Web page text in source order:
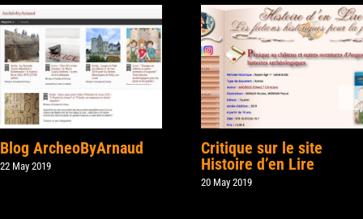
Blog ArcheoByArnaud
22 May 2019
Critique sur le site
Histoire d’en Lire
20 May 2019